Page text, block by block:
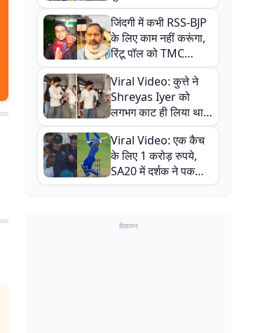
नौकरी वालों के खड़े हो गए
कान
जिंदगी में कभी RSS-BJP
के लिए काम नहीं करूंगा,
रिंटू पॉल को TMC
ऑफिस में ले जाकर पीटा,
Video वायरल
Viral Video: कुत्ते ने
Shreyas Iyer को
लगभग काट ही लिया था,
न्यूजीलैंड सीरीज से पहले
बाल-बाल बचे
Viral Video: एक कैच
के लिए 1 करोड़ रुपये,
SA20 में दर्शक ने पकड़ा
एक हाथ से गजब का कैच
विज्ञापन